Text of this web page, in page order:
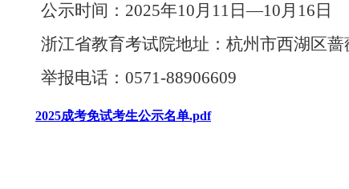
公示时间： 2025年10月 11 日—10月 16 日
浙江省教育考试院地址：杭州市西湖区蔷
举报电话： 0571-88906609
2025成考免试考生公示名单.pdf